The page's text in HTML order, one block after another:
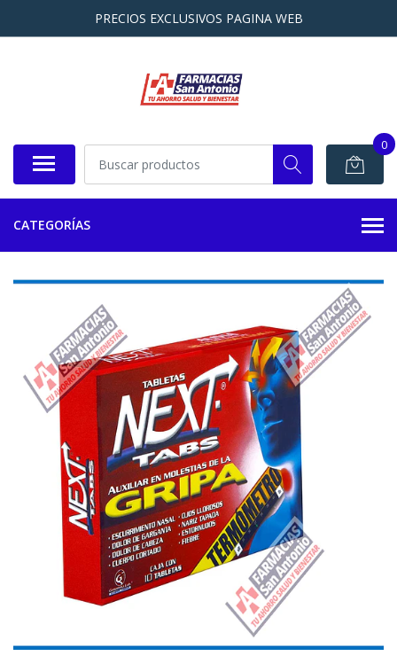
PRECIOS EXCLUSIVOS PAGINA WEB
0
CATEGORÍAS